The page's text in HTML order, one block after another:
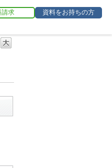
請求 資料をお持ちの方